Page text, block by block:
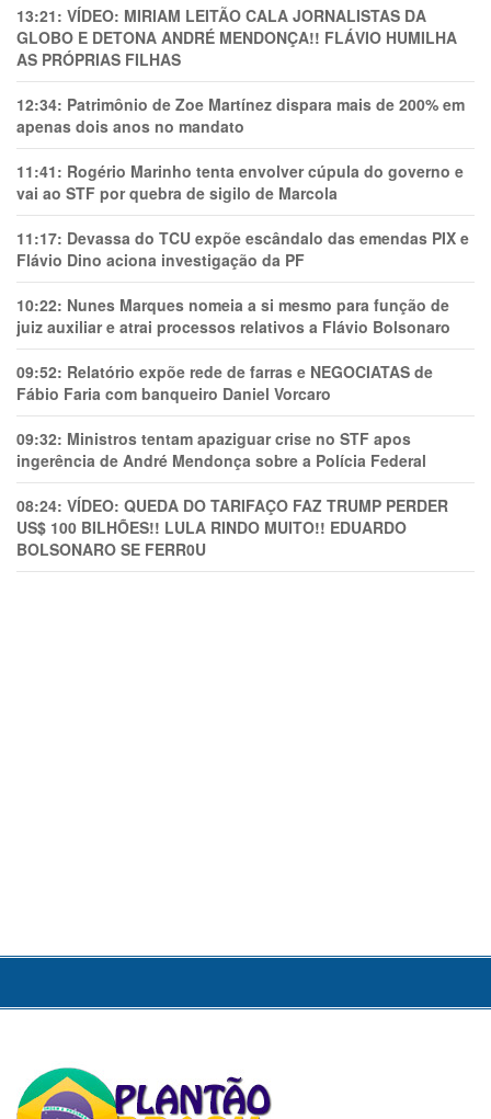
13:21: VÍDEO: MIRIAM LEITÃO CALA JORNALISTAS DA
GLOBO E DETONA ANDRÉ MENDONÇA!! FLÁVIO HUMILHA
AS PRÓPRIAS FILHAS
12:34: Patrimônio de Zoe Martínez dispara mais de 200% em
apenas dois anos no mandato
11:41: Rogério Marinho tenta envolver cúpula do governo e
vai ao STF por quebra de sigilo de Marcola
11:17: Devassa do TCU expõe escândalo das emendas PIX e
Flávio Dino aciona investigação da PF
10:22: Nunes Marques nomeia a si mesmo para função de
juiz auxiliar e atrai processos relativos a Flávio Bolsonaro
09:52: Relatório expõe rede de farras e NEGOCIATAS de
Fábio Faria com banqueiro Daniel Vorcaro
09:32: Ministros tentam apaziguar crise no STF apos
ingerência de André Mendonça sobre a Polícia Federal
08:24: VÍDEO: QUEDA DO TARIFAÇO FAZ TRUMP PERDER
US$ 100 BILHÕES!! LULA RINDO MUITO!! EDUARDO
BOLSONARO SE FERR0U